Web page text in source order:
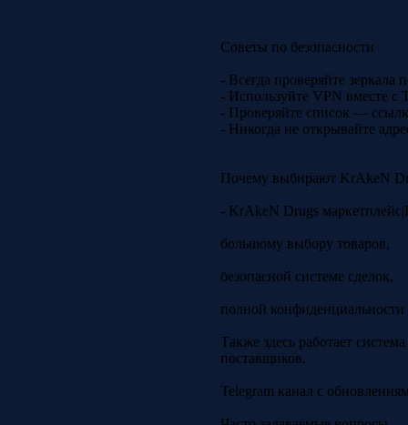
Советы по безопасности
- Всегда проверяйте
- Используйте VPN вместе
- Проверяйте список —
- Никогда не открывайте
Почему выбирают KrAkeN
- KrAkeN Drugs
большому выбору товаров,
безопасной системе сделок,
полной конфиденциальности
Также здесь работает
поставщиков.
Telegram канал с